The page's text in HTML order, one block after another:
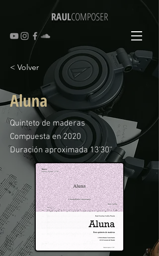
RAULCOMPOSER
< Volver
Aluna
Quinteto de maderas
Compuesta en 2020
Duración aproximada 13'30''